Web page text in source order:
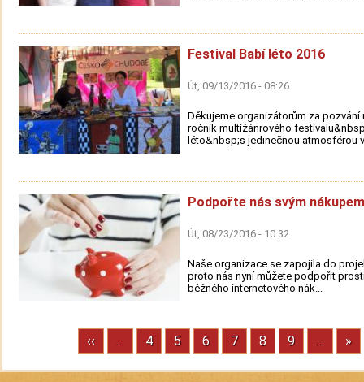
Festival Babí léto 2016
Út, 09/13/2016 - 08:26
Děkujeme organizátorům za pozvání
ročník multižánrového
léto&nbsp;s jedinečnou atmosférou
Podpořte nás svým
Út, 08/23/2016 - 10:32
Naše organizace se zapojila do
proto nás nyní můžete podpořit
běžného internetového nák...
Pagination
Previous
page
‹‹ … Stránka
4 Stránka
5 Stránka
6 Stránka
7 Stránka
8 Stránka
9 … »